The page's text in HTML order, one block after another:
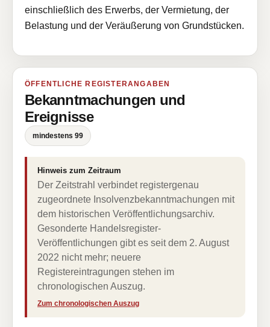
einschließlich des Erwerbs, der Vermietung, der
Belastung und der Veräußerung von Grundstücken.
ÖFFENTLICHE REGISTERANGABEN
Bekanntmachungen und
Ereignisse
mindestens 99
Hinweis zum Zeitraum
Der Zeitstrahl verbindet registergenau
zugeordnete Insolvenzbekanntmachungen mit
dem historischen Veröffentlichungsarchiv.
Gesonderte Handelsregister-
Veröffentlichungen gibt es seit dem 2. August
2022 nicht mehr; neuere
Registereintragungen stehen im
chronologischen Auszug.
Zum chronologischen Auszug